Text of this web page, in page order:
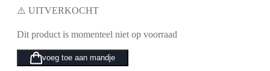
⚠️ UITVERKOCHT
Dit product is momenteel niet op voorraad
voeg toe aan mandje